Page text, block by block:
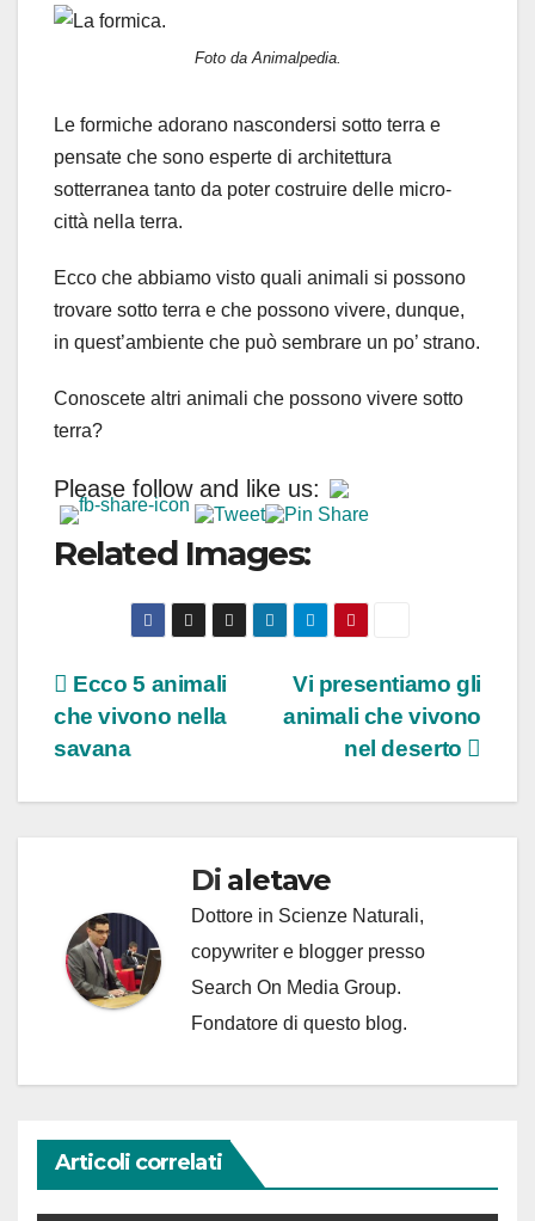
Foto da Animalpedia.
Le formiche adorano nascondersi sotto terra e
pensate che sono esperte di architettura
sotterranea tanto da poter costruire delle micro-
città nella terra.
Ecco che abbiamo visto quali animali si possono
trovare sotto terra e che possono vivere, dunque,
in quest’ambiente che può sembrare un po’ strano.
Conoscete altri animali che possono vivere sotto
terra?
Please follow and like us:
Related Images:
Navigazione
articoli
Vi presentiamo gli
animali che vivono
nel deserto
Ecco 5 animali
che vivono nella
savana
Di aletave
Dottore in Scienze Naturali,
copywriter e blogger presso
Search On Media Group.
Fondatore di questo blog.
Articoli correlati